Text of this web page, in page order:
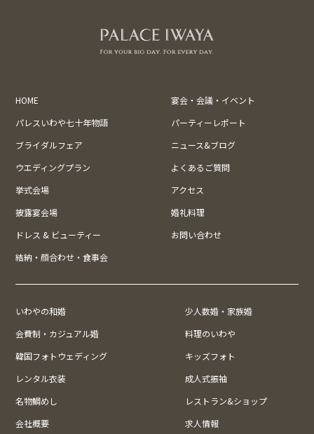
HOME
宴会・会議・イベント
パレスいわや七十年物語
パーティーレポート
ブライダルフェア
ニュース&ブログ
ウエディングプラン
よくあるご質問
挙式会場
アクセス
披露宴会場
婚礼料理
ドレス & ビューティー
お問い合わせ
結納・顔合わせ・食事会
いわやの和婚
少人数婚・家族婚
会費制・カジュアル婚
料理のいわや
韓国フォトウェディング
キッズフォト
レンタル衣装
成人式振袖
名物鯛めし
レストラン&ショップ
会社概要
求人情報